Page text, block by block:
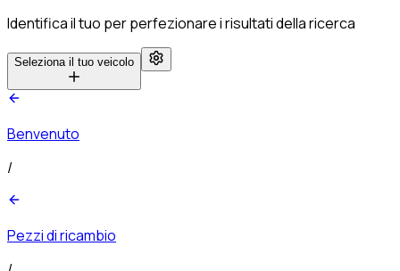
Identifica il tuo per perfezionare i risultati della ricerca
Seleziona il tuo veicolo
Benvenuto
/
Pezzi di ricambio